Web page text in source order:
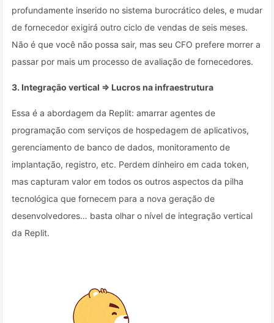
profundamente inserido no sistema burocrático deles, e mudar
de fornecedor exigirá outro ciclo de vendas de seis meses.
Não é que você não possa sair, mas seu CFO prefere morrer a
passar por mais um processo de avaliação de fornecedores.
3. Integração vertical ⇒ Lucros na infraestrutura
Essa é a abordagem da Replit: amarrar agentes de
programação com serviços de hospedagem de aplicativos,
gerenciamento de banco de dados, monitoramento de
implantação, registro, etc. Perdem dinheiro em cada token,
mas capturam valor em todos os outros aspectos da pilha
tecnológica que fornecem para a nova geração de
desenvolvedores… basta olhar o nível de integração vertical
da Replit.